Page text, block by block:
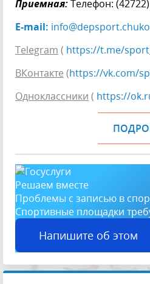
Приемная:Телефон:
E-mail:
Telegram ( https://t.me/
ВКонтакте (https://vk.com/
Одноклассники ( https://
Решаем вместе
Проблемы с записью в
Спортивные площадки
Напишите об этом